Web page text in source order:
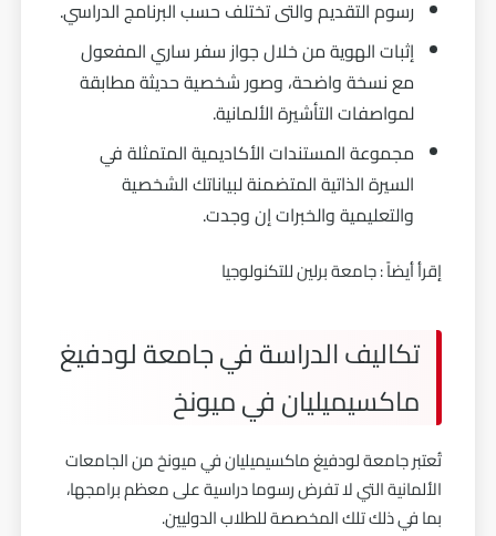
رسوم التقديم والتى تختلف حسب البرنامج الدراسي.
إثبات الهوية من خلال جواز سفر ساري المفعول
مع نسخة واضحة، وصور شخصية حديثة مطابقة
لمواصفات التأشيرة الألمانية.
مجموعة المستندات الأكاديمية المتمثلة في
السيرة الذاتية المتضمنة لبياناتك الشخصية
والتعليمية والخبرات إن وجدت.
إقرأ أيضاً :جامعة برلين للتكنولوجيا
تكاليف الدراسة في جامعة لودفيغ
ماكسيميليان في ميونخ
تُعتبر جامعة لودفيغ ماكسيميليان في ميونخ من الجامعات
الألمانية التي لا تفرض رسوما دراسية على معظم برامجها،
بما في ذلك تلك المخصصة للطلاب الدوليين.